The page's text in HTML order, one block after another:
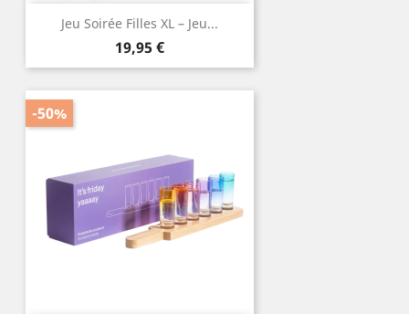
Jeu Soirée Filles XL – Jeu...
Prix
19,95 €
-50%